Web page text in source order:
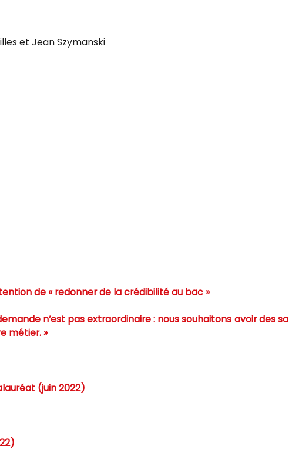
et Jean Szymanski
de « redonner de la crédibilité au bac »
n’est pas extraordinaire : nous souhaitons avoir des
métier. »
(juin 2022)